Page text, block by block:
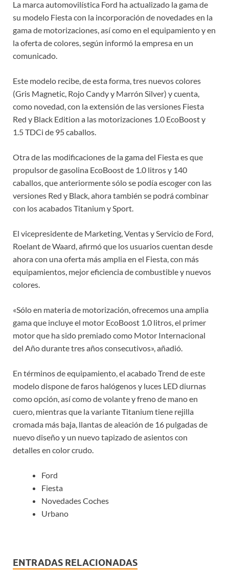
La marca automovilística Ford ha actualizado la gama de
su modelo Fiesta con la incorporación de novedades en la
gama de motorizaciones, así como en el equipamiento y en
la oferta de colores, según informó la empresa en un
comunicado.
Este modelo recibe, de esta forma, tres nuevos colores
(Gris Magnetic, Rojo Candy y Marrón Silver) y cuenta,
como novedad, con la extensión de las versiones Fiesta
Red y Black Edition a las motorizaciones 1.0 EcoBoost y
1.5 TDCi de 95 caballos.
Otra de las modificaciones de la gama del Fiesta es que
propulsor de gasolina EcoBoost de 1.0 litros y 140
caballos, que anteriormente sólo se podía escoger con las
versiones Red y Black, ahora también se podrá combinar
con los acabados Titanium y Sport.
El vicepresidente de Marketing, Ventas y Servicio de Ford,
Roelant de Waard, afirmó que los usuarios cuentan desde
ahora con una oferta más amplia en el Fiesta, con más
equipamientos, mejor eficiencia de combustible y nuevos
colores.
«Sólo en materia de motorización, ofrecemos una amplia
gama que incluye el motor EcoBoost 1.0 litros, el primer
motor que ha sido premiado como Motor Internacional
del Año durante tres años consecutivos», añadió.
En términos de equipamiento, el acabado Trend de este
modelo dispone de faros halógenos y luces LED diurnas
como opción, así como de volante y freno de mano en
cuero, mientras que la variante Titanium tiene rejilla
cromada más baja, llantas de aleación de 16 pulgadas de
nuevo diseño y un nuevo tapizado de asientos con
detalles en color crudo.
Ford
Fiesta
Novedades Coches
Urbano
ENTRADAS RELACIONADAS